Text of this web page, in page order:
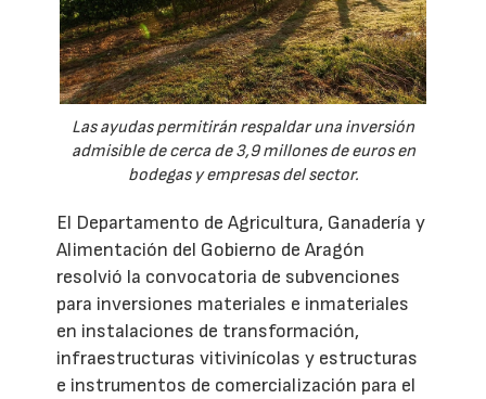
Las ayudas permitirán respaldar una inversión
admisible de cerca de 3,9 millones de euros en
bodegas y empresas del sector.
El Departamento de Agricultura, Ganadería y
Alimentación del Gobierno de Aragón
resolvió la convocatoria de subvenciones
para inversiones materiales e inmateriales
en instalaciones de transformación,
infraestructuras vitivinícolas y estructuras
e instrumentos de comercialización para el